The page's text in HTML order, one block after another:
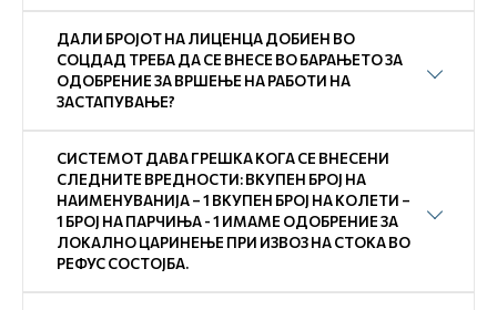
ДАЛИ БРОЈОТ НА ЛИЦЕНЦА ДОБИЕН ВО
СОЦДАД ТРЕБА ДА СЕ ВНЕСЕ ВО БАРАЊЕТО ЗА
ОДОБРЕНИЕ ЗА ВРШЕЊЕ НА РАБОТИ НА
ЗАСТАПУВАЊЕ?
СИСТЕМОТ ДАВА ГРЕШКА КОГА СЕ ВНЕСЕНИ
СЛЕДНИТЕ ВРЕДНОСТИ: ВКУПЕН БРОЈ НА
НАИМЕНУВАНИЈА – 1 ВКУПЕН БРОЈ НА КОЛЕТИ –
1 БРОЈ НА ПАРЧИЊА - 1 ИМАМЕ ОДОБРЕНИЕ ЗА
ЛОКАЛНО ЦАРИНЕЊЕ ПРИ ИЗВОЗ НА СТОКА ВО
РЕФУС СОСТОЈБА.